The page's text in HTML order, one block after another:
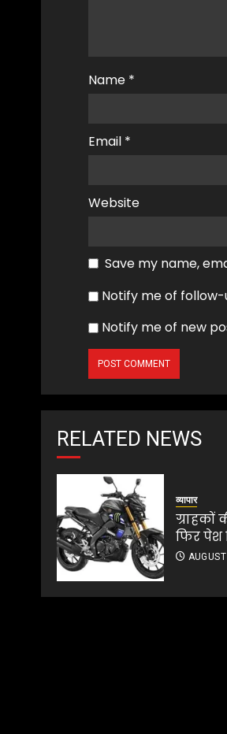
Name *
Email *
Website
Save my name,
Notify me of
Notify me of new
RELATED NEWS
व्यापार
ग्राहकों
फिर पेश